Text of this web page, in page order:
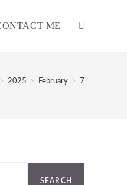
ME
WEBSITE
> 2025 > February > 7
SEARCH